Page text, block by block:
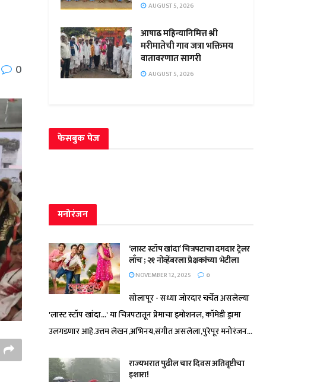
0
AUGUST 5, 2026
आषाढ महिन्यानिमित्त श्री
मरीमातेची गाव जत्रा भक्तिमय
वातावरणात सागरी
AUGUST 5, 2026
फेसबुक पेज
मनोरंजन
‘लास्ट स्टॉप खांदा’ चित्रपटाचा दमदार ट्रेलर
लाँच ; २१ नोव्हेंबरला प्रेक्षकांच्या भेटीला
NOVEMBER 12, 2025 0
सोलापूर - सध्या जोरदार चर्चेत असलेल्या
'लास्ट स्टॉप खांदा...' या चित्रपटातून प्रेमाचा इमोशनल, कॉमेडी ड्रामा
उलगडणार आहे.उत्तम लेखन,अभिनय,संगीत असलेला,पुरेपूर मनोरंजन...
राज्यभरात पुढील चार दिवस अतिवृष्टीचा
इशारा!